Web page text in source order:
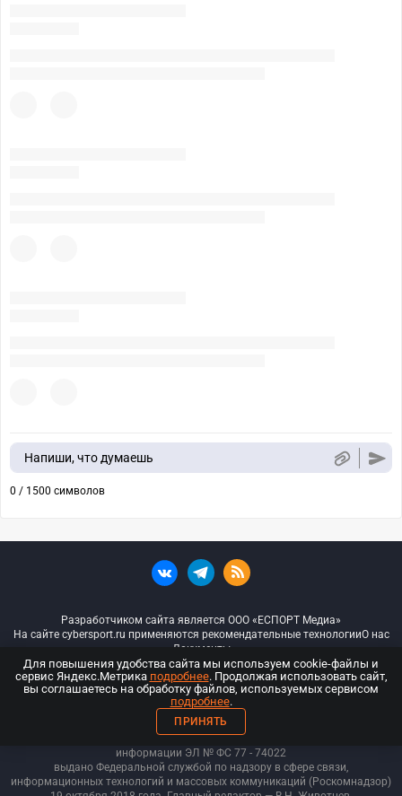
Напиши, что думаешь
0 / 1500 символов
Разработчиком сайта является ООО «ЕСПОРТ Медиа»
На сайте cybersport.ru применяются рекомендательные технологииО нас
Документы
© ООО «Киберспорт.ру» — Все права защищены
18+
ООО «Киберспорт.ру». Свидетельство о регистрации средств массовой
информации ЭЛ № ФС 77 - 74022
выдано Федеральной службой по надзору в сфере связи,
информационных технологий и массовых коммуникаций (Роскомнадзор)
Для повышения удобства сайта мы используем cookie-файлы и
сервис Яндекс.Метрика подробнее. Продолжая использовать сайт,
вы соглашаетесь на обработку файлов, используемых сервисом
подробнее.
ПРИНЯТЬ